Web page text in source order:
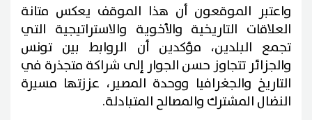
واعتبر الموقعون أن هذا الموقف يعكس متانة
العلاقات التاريخية والأخوية والاستراتيجية التي
تجمع البلدين، مؤكدين أن الروابط بين تونس
والجزائر تتجاوز حسن الجوار إلى شراكة متجذرة في
التاريخ والجغرافيا ووحدة المصير، عززتها مسيرة
النضال المشترك والمصالح المتبادلة.